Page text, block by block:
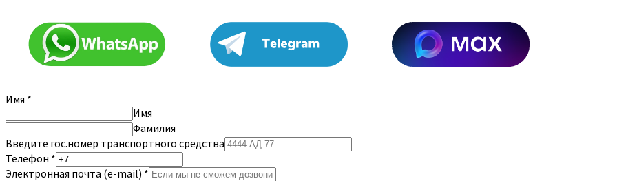
Имя *
Имя
Фамилия
Введите гос.номер транспортного средства
Телефон *
Электронная почта (e-mail) *